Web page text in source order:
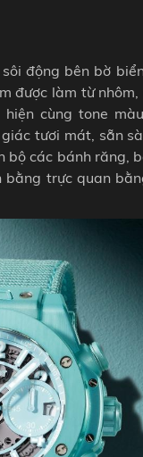
động bên bờ
được làm từ
cùng tone
tươi mát, sẵn
các bánh răng,
trực quan